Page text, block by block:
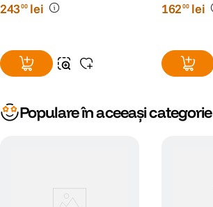
24300 lei 16200 lei
Populare în aceeași categorie